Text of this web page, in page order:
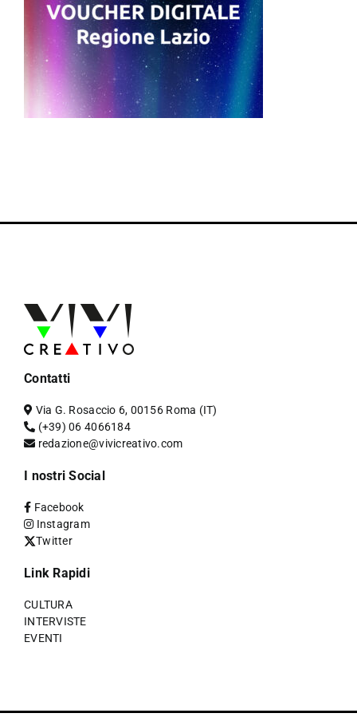
Contatti
Via G. Rosaccio 6, 00156 Roma (IT)
(+39) 06 4066184
redazione@vivicreativo.com
I nostri Social
Facebook
Instagram
Twitter
Link Rapidi
CULTURA
INTERVISTE
EVENTI